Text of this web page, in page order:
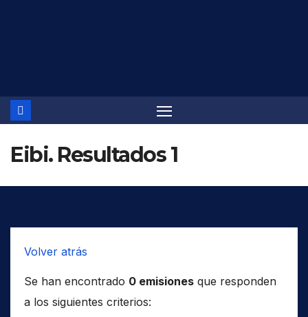
Eibi. Resultados 1
Volver atrás
Se han encontrado 0 emisiones que responden
a los siguientes criterios: